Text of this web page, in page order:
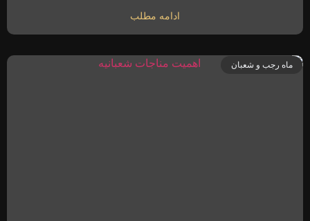
ادامه مطلب
ماه رجب و شعبان